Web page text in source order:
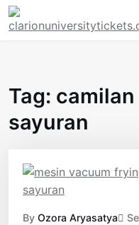
Skip
to
Tag:
sayuran
By Ozora Aryasatya